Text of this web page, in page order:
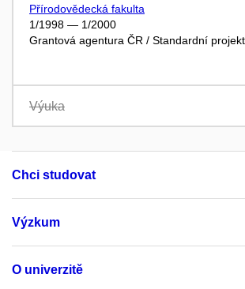
Přírodovědecká fakulta
1/1998 — 1/2000
Grantová agentura ČR / Standardní
Výuka
Chci studovat
Výzkum
O univerzitě